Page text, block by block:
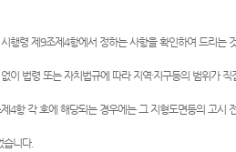
행령 제9조제4항에서 정하는 사항을 확인하여 드리는
이 법령 또는 자치법규에 따라 지역·지구등의 범위가 직
제4항 각 호에 해당되는 경우에는 그 지형도면등의 고시
니다.